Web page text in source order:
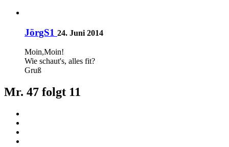
JörgS1 24. Juni 2014
Moin,Moin!
Wie schaut's, alles fit?
Gruß
Mr. 47 folgt 11